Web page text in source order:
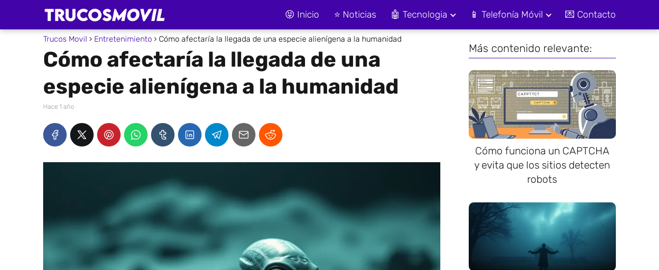
😝 Inicio ⭐ Noticias 🤖 Tecnologia 📱 Telefonía Móvil 💌 Contacto
Trucos Movil Entretenimiento Cómo afectaría la llegada de una especie alienígena a la humanidad
Cómo afectaría la llegada de una
especie alienígena a la humanidad
hace 1 año
Más contenido relevante:
Cómo funciona un CAPTCHA
y evita que los sitios detecten
robots